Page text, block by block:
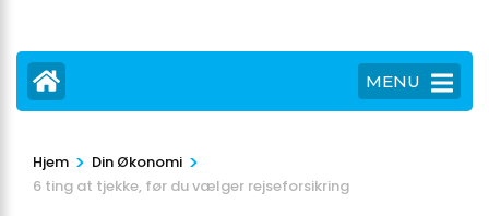
MENU
Hjem > Din Økonomi >
6 ting at tjekke, før du vælger rejseforsikring